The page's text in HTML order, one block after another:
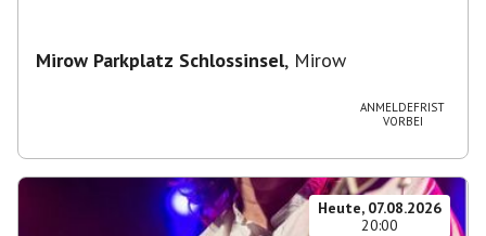
Mirow Parkplatz Schlossinsel, Mirow
ANMELDEFRIST
VORBEI
Heute, 07.08.2026
20:00